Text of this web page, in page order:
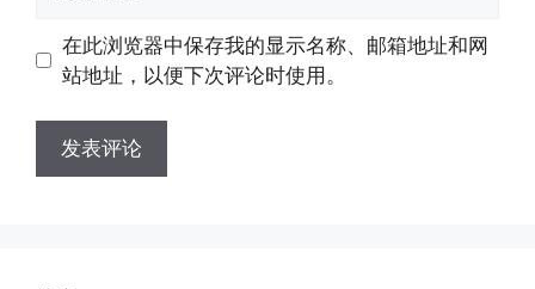
址
址
在此浏览器中保存我的显示名称、邮箱地址和网
站地址，以便下次评论时使用。